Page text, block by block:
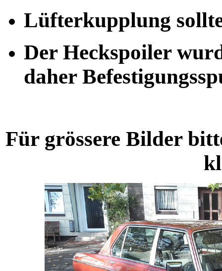
Lüfterkupplung
Der Heckspoiler
daher
Für grössere Bilder